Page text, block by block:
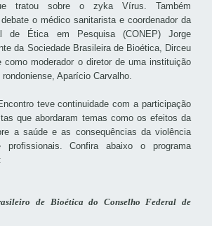
tratou sobre o zyka Vírus. Também
o médico sanitarista e coordenador da
de Ética em Pesquisa (CONEP) Jorge
da Sociedade Brasileira de Bioética, Dirceu
como moderador o diretor de uma instituição
Aparício Carvalho.
teve continuidade com a participação
que abordaram temas como os efeitos da
a saúde e as consequências da violência
profissionais. Confira abaixo o programa
de Bioética do Conselho Federal de